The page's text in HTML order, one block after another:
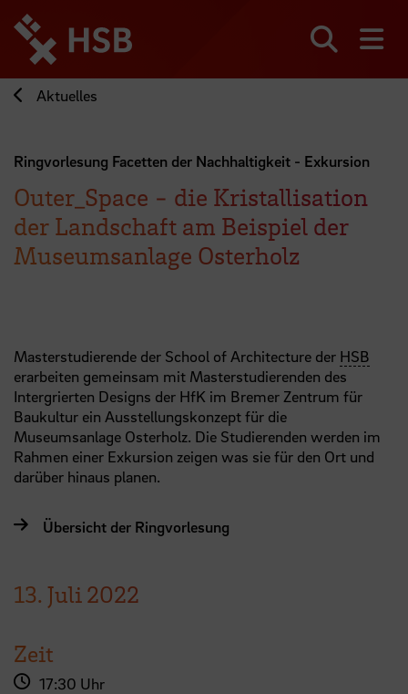
zum
Seiteninhalt
springen
Aktuelles
Ringvorlesung Facetten der Nachhaltigkeit - Exkursion
Outer_Space - die Kristallisation
der Landschaft am Beispiel der
Museumsanlage Osterholz
Masterstudierende der School of Architecture der HSB
erarbeiten gemeinsam mit Masterstudierenden des
Intergrierten Designs der HfK im Bremer Zentrum für
Baukultur ein Ausstellungskonzept für die
Museumsanlage Osterholz. Die Studierenden werden im
Rahmen einer Exkursion zeigen was sie für den Ort und
darüber hinaus planen.
Übersicht der Ringvorlesung
13. Juli2022
Zeit
17:30 Uhr